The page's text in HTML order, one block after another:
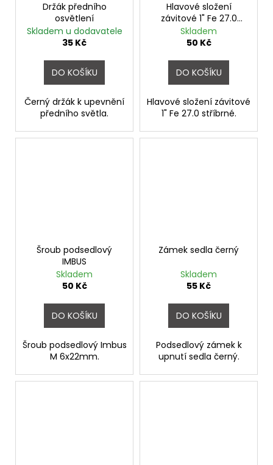
Držák předního
osvětlení
Skladem u dodavatele
35 Kč
DO KOŠÍKU
Černý držák k upevnění
předního světla.
Hlavové složení
závitové 1" Fe 27.0
stříbrné
Skladem
50 Kč
DO KOŠÍKU
Hlavové složení závitové
1" Fe 27.0 stříbrné.
Šroub podsedlový
IMBUS
Skladem
50 Kč
DO KOŠÍKU
Šroub podsedlový Imbus
M 6x22mm.
Zámek sedla černý
Skladem
55 Kč
DO KOŠÍKU
Podsedlový zámek k
upnutí sedla černý.